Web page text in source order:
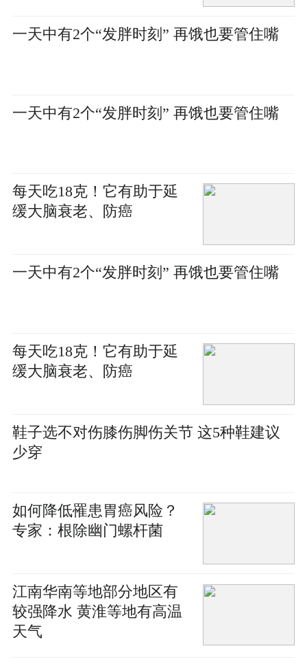
一天中有2个“发胖时刻” 再饿也要管住嘴
一天中有2个“发胖时刻” 再饿也要管住嘴
每天吃18克！它有助于延
缓大脑衰老、防癌
一天中有2个“发胖时刻” 再饿也要管住嘴
每天吃18克！它有助于延
缓大脑衰老、防癌
鞋子选不对伤膝伤脚伤关节 这5种鞋建议
少穿
如何降低罹患胃癌风险？
专家：根除幽门螺杆菌
江南华南等地部分地区有
较强降水 黄淮等地有高温
天气